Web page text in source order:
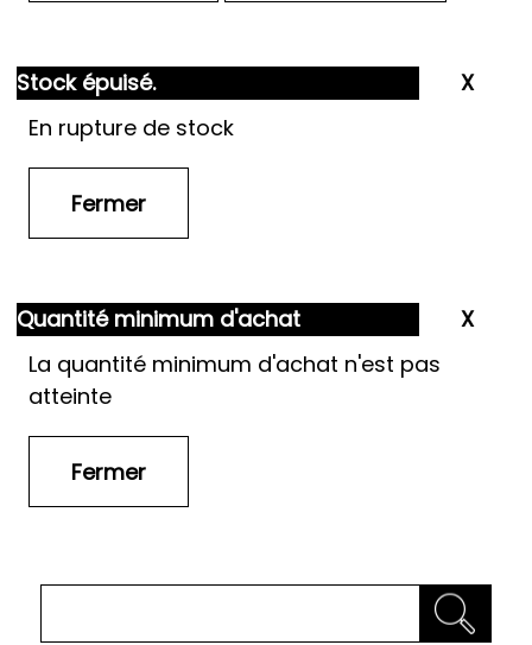
Stock épuisé.
En rupture de stock
Quantité minimum d'achat
La quantité minimum d'achat n'est pas
atteinte